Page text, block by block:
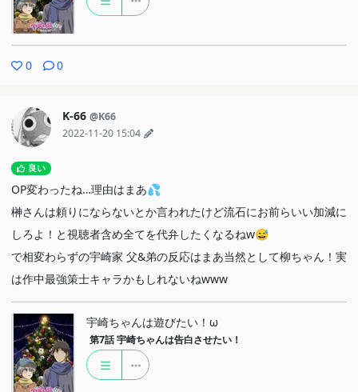
0 0
K-66 @K66
2022-11-20 15:04
良い
OP変わったね…理由はまあ💦
榊さんは頼りにならないとか言われたけど流石にお前らいい加減に
しろよ！と視聴者含め全てを代弁したくなるねw😅
で相変わらずの宇崎家 父&弟の反応はまあ当然として柳ちゃん！実
は作中最強策士キャラかもしれないねwww
宇崎ちゃんは遊びたい！ω
第7話 宇崎ちゃんは告白させたい！